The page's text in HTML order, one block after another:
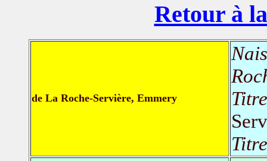
Retour à
de La Roche-Servière, Emmery